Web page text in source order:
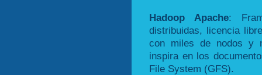
Hadoop Apache:
distribuidas, licencia
con miles de nodos y
inspira en los
File System (GFS).